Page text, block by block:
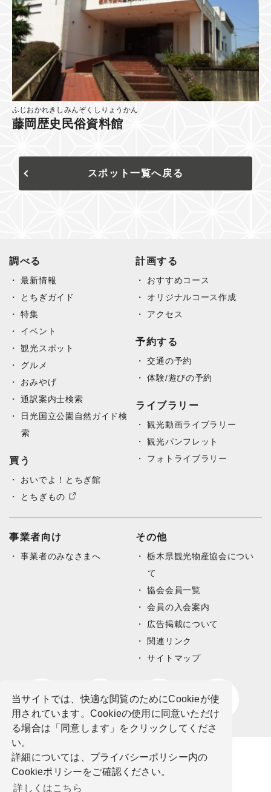
当サイトでは、快適な閲覧のためにCookieが使
用されています。Cookieの使用に同意いただけ
る場合は「同意します」をクリックしてくださ
い。
詳細については、プライバシーポリシー内の
Cookieポリシーをご確認ください。
詳しくはこちら
ふじおかれきしみんぞくしりょうかん
藤岡歴史民俗資料館
スポット一覧へ戻る
調べる
最新情報
とちぎガイド
特集
イベント
観光スポット
グルメ
おみやげ
通訳案内士検索
日光国立公園自然ガイド検
索
買う
おいでよ！とちぎ館
とちぎもの
計画する
おすすめコース
オリジナルコース作成
アクセス
予約する
交通の予約
体験/遊びの予約
ライブラリー
観光動画ライブラリー
観光パンフレット
フォトライブラリー
事業者向け
事業者のみなさまへ
その他
栃木県観光物産協会につい
て
協会会員一覧
会員の入会案内
広告掲載について
関連リンク
サイトマップ